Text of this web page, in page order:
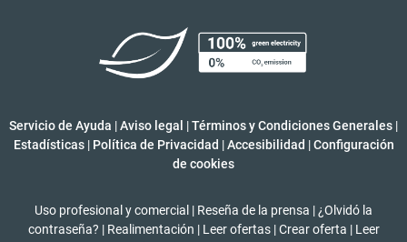
Servicio de Ayuda |Aviso legal |Términos y Condiciones Generales |
Estadísticas | Política de Privacidad | Accesibilidad | Configuración
de cookies
Uso profesional y comercial | Reseña de la prensa | ¿Olvidó la
contraseña? | Realimentación | Leer ofertas | Crear oferta | Leer